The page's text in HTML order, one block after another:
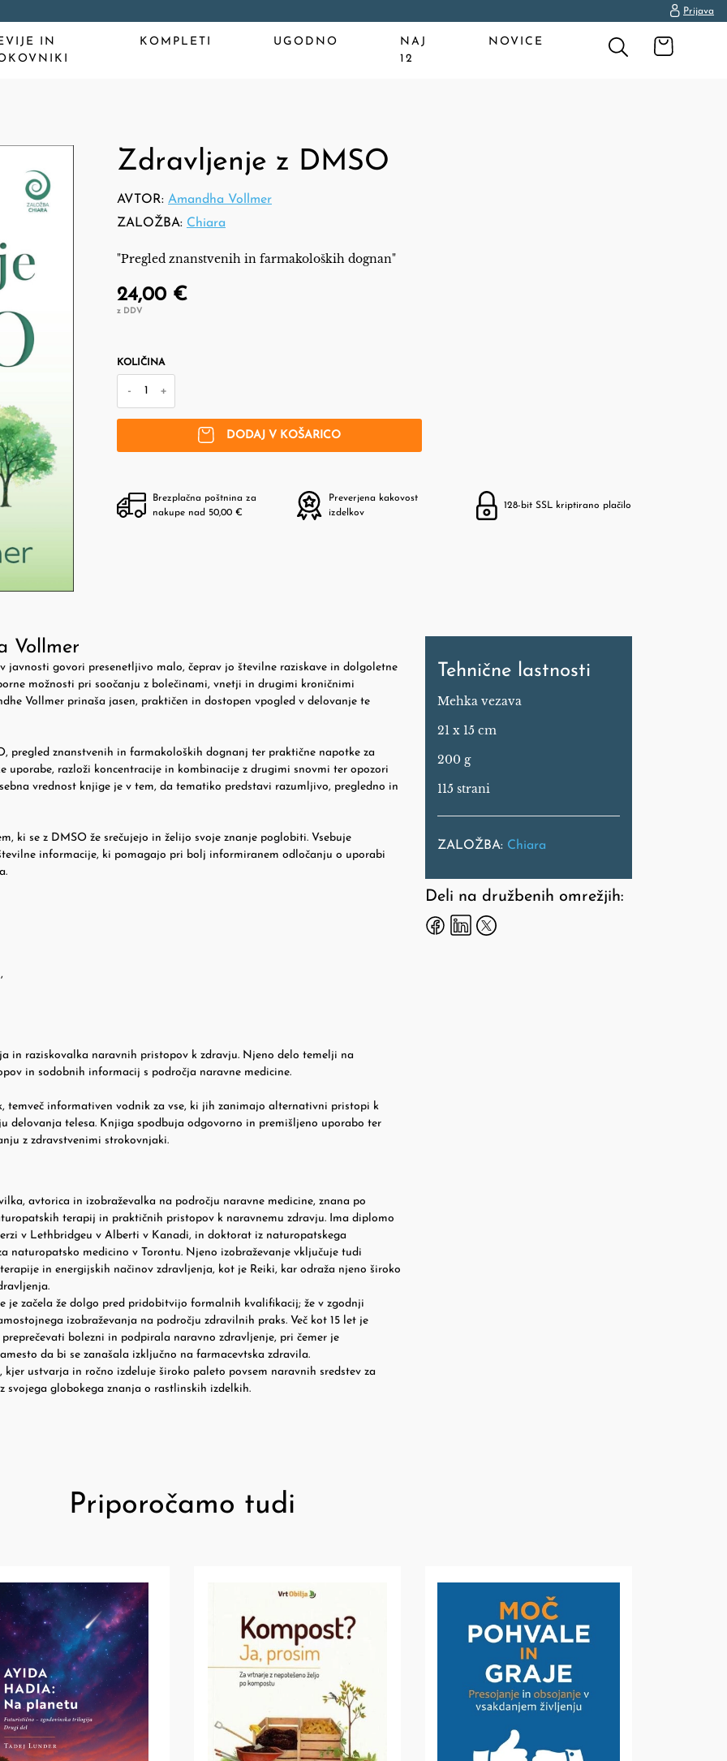
Prijava
IN
KOMPLETI UGODNO
NAJ
12
NOVICE
Zdravljenje z DMSO
AVTOR: Amandha Vollmer
ZALOŽBA: Chiara
"Pregled znanstvenih in farmakoloških dognan"
24,00 €
z DDV
KOLIČINA
- +
DODAJ V KOŠARICO
Brezplačna poštnina za
nakupe nad 50,00 €
Preverjena kakovost
izdelkov
128-bit SSL kriptirano plačilo
Vollmer
javnosti govori presenetljivo malo, čeprav jo številne raziskave in dolgoletne
možnosti pri soočanju z bolečinami, vnetji in drugimi kroničnimi
Vollmer prinaša jasen, praktičen in dostopen vpogled v delovanje te
pregled znanstvenih in farmakoloških dognanj ter praktične napotke za
uporabe, razloži koncentracije in kombinacije z drugimi snovmi ter opozori
vrednost knjige je v tem, da tematiko predstavi razumljivo, pregledno in
ki se z DMSO že srečujejo in želijo svoje znanje poglobiti. Vsebuje
informacije, ki pomagajo pri bolj informiranem odločanju o uporabi
in raziskovalka naravnih pristopov k zdravju. Njeno delo temelji na
in sodobnih informacij s področja naravne medicine.
temveč informativen vodnik za vse, ki jih zanimajo alternativni pristopi k
delovanja telesa. Knjiga spodbuja odgovorno in premišljeno uporabo ter
z zdravstvenimi strokovnjaki.
avtorica in izobraževalka na področju naravne medicine, znana po
terapij in praktičnih pristopov k naravnemu zdravju. Ima diplomo
v Lethbridgeu v Alberti v Kanadi, in doktorat iz naturopatskega
medicino v Torontu. Njeno izobraževanje vključuje tudi
in energijskih načinov zdravljenja, kot je Reiki, kar odraža njeno široko
je začela že dolgo pred pridobitvijo formalnih kvalifikacij; že v zgodnji
izobraževanja na področju zdravilnih praks. Več kot 15 let je
bolezni in podpirala naravno zdravljenje, pri čemer je
da bi se zanašala izključno na farmacevtska zdravila.
ustvarja in ročno izdeluje široko paleto povsem naravnih sredstev za
globokega znanja o rastlinskih izdelkih.
Tehnične lastnosti
Mehka vezava
21 x 15 cm
200 g
115 strani
ZALOŽBA: Chiara
Deli na družbenih omrežjih:
Priporočamo tudi